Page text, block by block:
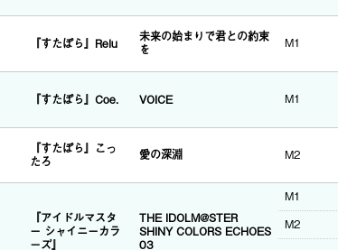
『すたぽら』Relu
未来の始まりで君との約束
を
M1
『すたぽら』Coe. VOICE M1
『すたぽら』こっ
たろ
愛の深淵 M2
『アイドルマスタ
ー シャイニーカラ
ーズ』
THE IDOLM@STER
SHINY COLORS ECHOES
03
M1
M2